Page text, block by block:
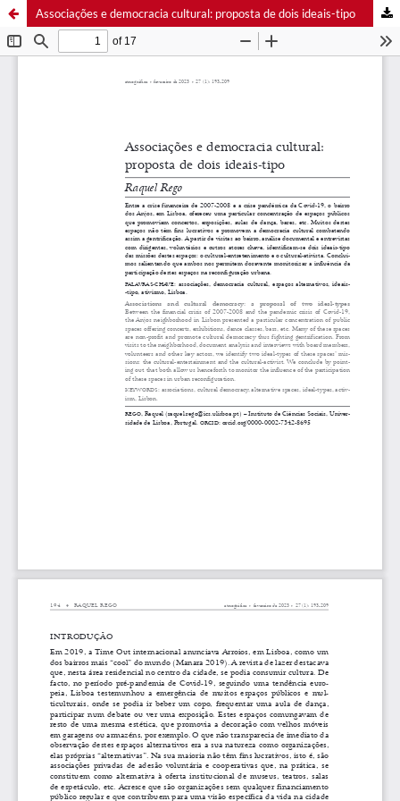
Associações e democracia cultural: proposta de dois ideais-tipo